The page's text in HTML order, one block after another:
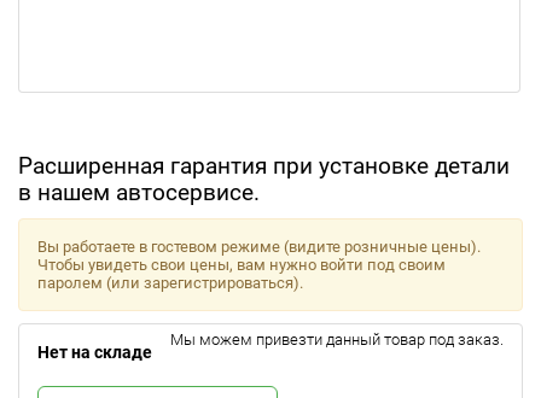
Расширенная гарантия при установке детали
в нашем автосервисе.
Вы работаете в гостевом режиме (видите розничные цены).
Чтобы увидеть свои цены, вам нужно войти под своим
паролем (или зарегистрироваться).
Нет на складе
Мы можем привезти данный товар под заказ.